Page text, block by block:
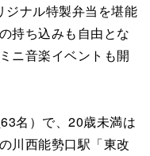
ジナル特製弁当を堪能
持ち込みも自由とな
ニ音楽イベントも開
名）で、20歳未満は
川西能勢口駅「東改